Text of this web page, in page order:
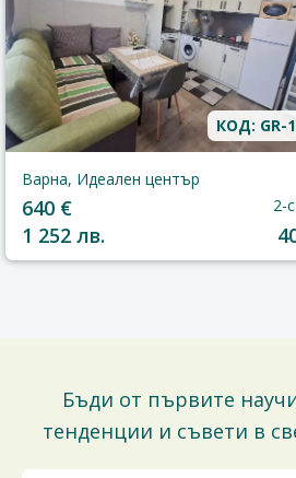
КОД: GR-
Варна, Идеален център
640 €
1 252 лв.
2-
Бъди от първите
тенденции и съвети в